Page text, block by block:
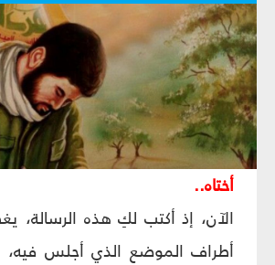
أختاه..
الآن، إذ أكتب لكِ هذه الرسالة،
أطراف الموضع الذي أجلس فيه،